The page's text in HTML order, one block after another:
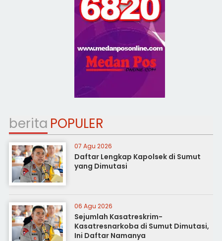
berita POPULER
07 Agu 2026
Daftar Lengkap Kapolsek di Sumut
yang Dimutasi
06 Agu 2026
Sejumlah Kasatreskrim-
Kasatresnarkoba di Sumut Dimutasi,
Ini Daftar Namanya